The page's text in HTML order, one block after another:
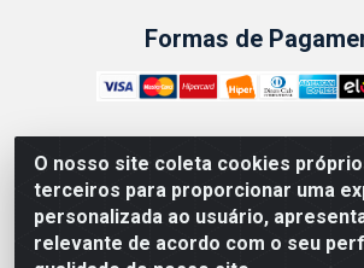
O nosso site coleta cookies
terceiros para proporcionar uma
personalizada ao usuário,
relevante de acordo com o seu
Formas de
ABRASEG COMÉRCIO ATACADISTA
10.894.768/0001-00 - Avenida Lobo
Penha Circular - Rio de Janeiro - RJ -